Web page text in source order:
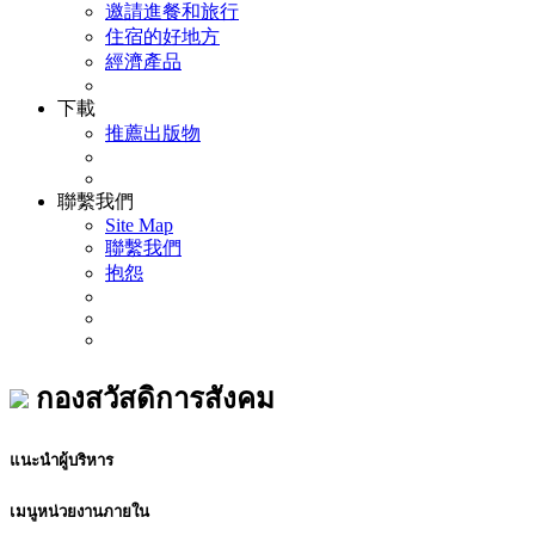
邀請進餐和旅行
住宿的好地方
經濟產品
下載
推薦出版物
聯繫我們
Site Map
聯繫我們
抱怨
กองสวัสดิการสังคม
แนะนำผู้บริหาร
เมนูหน่วยงานภายใน